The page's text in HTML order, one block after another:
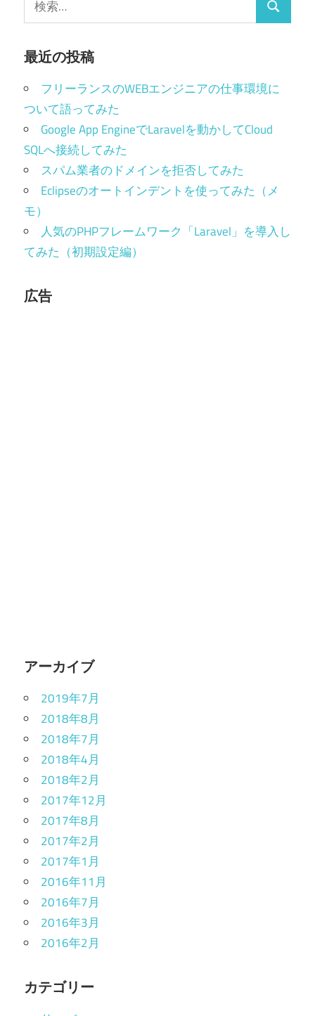
索:
検
最近の投稿
フリーランスのWEBエンジニアの仕事環境に
ついて語ってみた
Google App EngineでLaravelを動かしてCloud
SQLへ接続してみた
スパム業者のドメインを拒否してみた
Eclipseのオートインデントを使ってみた（メ
モ）
人気のPHPフレームワーク「Laravel」を導入し
てみた（初期設定編）
広告
アーカイブ
2019年7月
2018年8月
2018年7月
2018年4月
2018年2月
2017年12月
2017年8月
2017年2月
2017年1月
2016年11月
2016年7月
2016年3月
2016年2月
カテゴリー